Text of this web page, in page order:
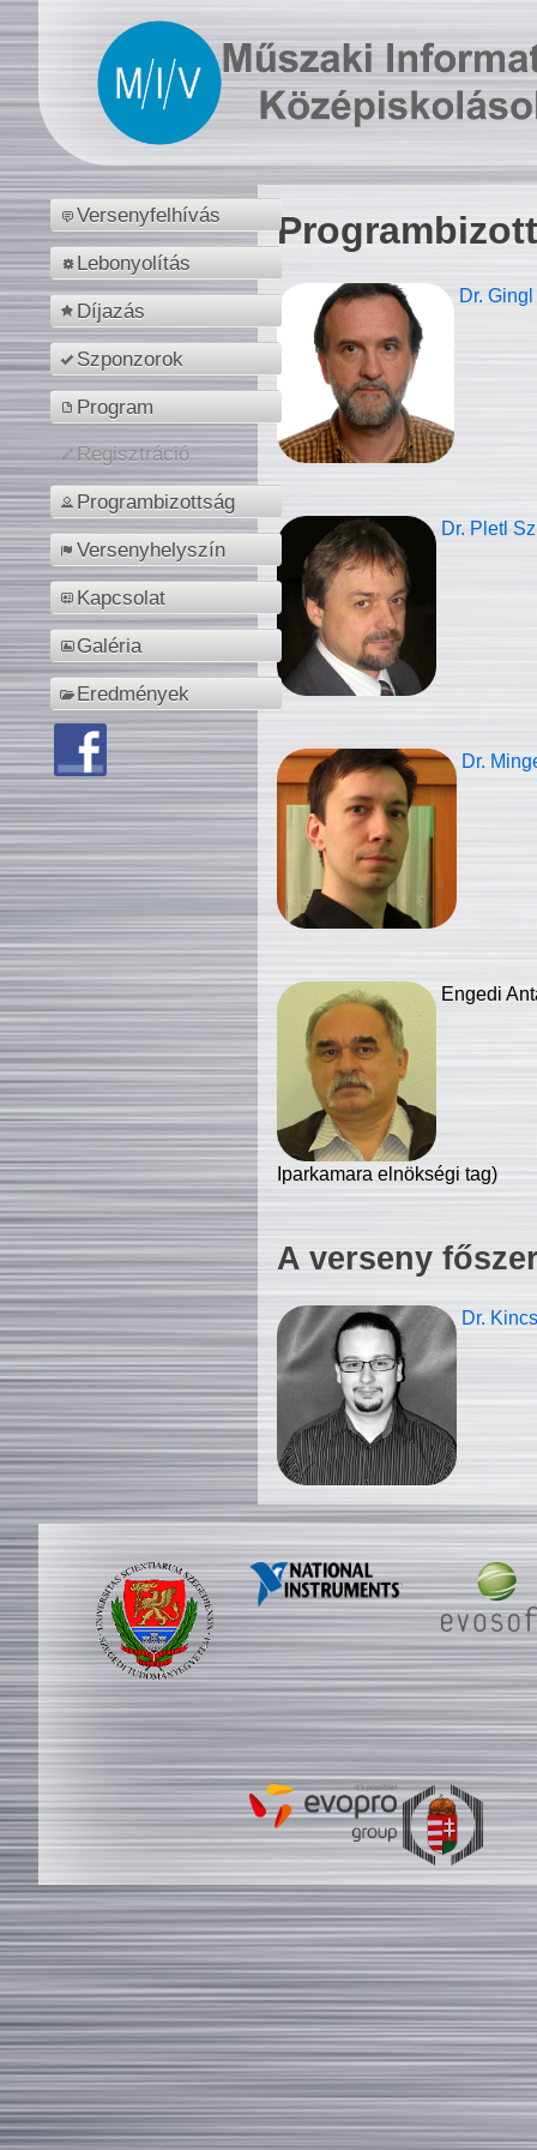
Versenyfelhívás
Lebonyolítás
Díjazás
Szponzorok
Program
Regisztráció
Programbizottság
Versenyhelyszín
Kapcsolat
Galéria
Eredmények
Dr.
Dr. Pletl
Dr.
Engedi
Iparkamara elnökségi tag)
A verseny
Dr.